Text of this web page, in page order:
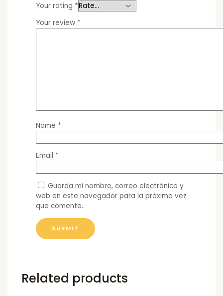
Your rating *
Your review *
Name *
Email *
Guarda mi nombre, correo electrónico y
web en este navegador para la próxima vez
que comente.
Related products